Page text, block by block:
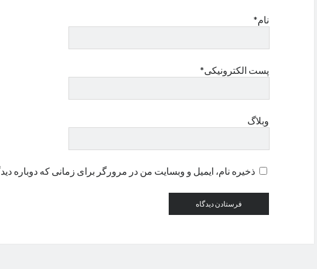
نام*
پست الکترونیکی*
وبلاگ
ذخیره نام، ایمیل و وبسایت من در مرورگر برای زمانی که دوباره